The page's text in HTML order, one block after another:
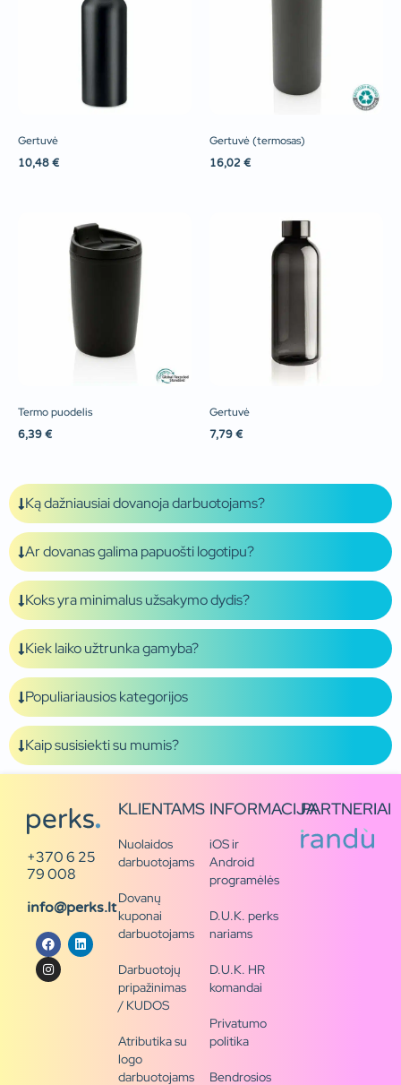
Gertuvė
10,48 €
Gertuvė (termosas)
16,02 €
Termo puodelis
6,39 €
Gertuvė
7,79 €
Ką dažniausiai dovanoja darbuotojams?
Ar dovanas galima papuošti logotipu?
Koks yra minimalus užsakymo dydis?
Kiek laiko užtrunka gamyba?
Populiariausios kategorijos
Kaip susisiekti su mumis?
+370 6 25
79 008
info@perks.lt
KLIENTAMS
Nuolaidos
darbuotojams
Dovanų
kuponai
darbuotojams
Darbuotojų
pripažinimas
/ KUDOS
Atributika su
logo
darbuotojams
INFORMACIJA
iOS ir
Android
programėlės
D.U.K. perks
nariams
D.U.K. HR
komandai
Privatumo
politika
Bendrosios
PARTNERIAI